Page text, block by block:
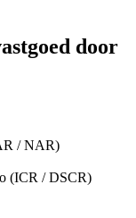
door
/ NAR)
(ICR / DSCR)